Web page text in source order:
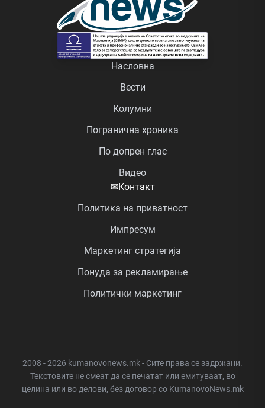
Насловна
Вести
Колумни
Погранична хроника
По допрен глас
Видео
✉Контакт
Политика на приватност
Импресум
Маркетинг стратегија
Понуда за рекламирање
Политички маркетинг
2008 - 2026 kumanovonews.mk - Сите права се задржани.
Текстовите не смеат да се печатат или емитуваат, во
целина или во делови, без договор со KumanovoNews.mk